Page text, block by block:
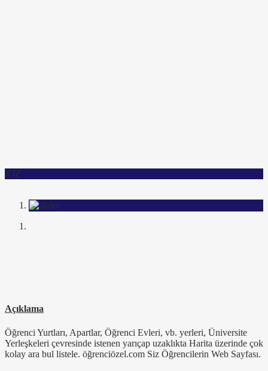
KIZ
Açıklama
Öğrenci Yurtları, Apartlar, Öğrenci Evleri, vb. yerleri, Üniversite
Yerleşkeleri çevresinde istenen yarıçap uzaklıkta Harita üzerinde çok
kolay ara bul listele. öğrenciözel.com Siz Öğrencilerin Web Sayfası.